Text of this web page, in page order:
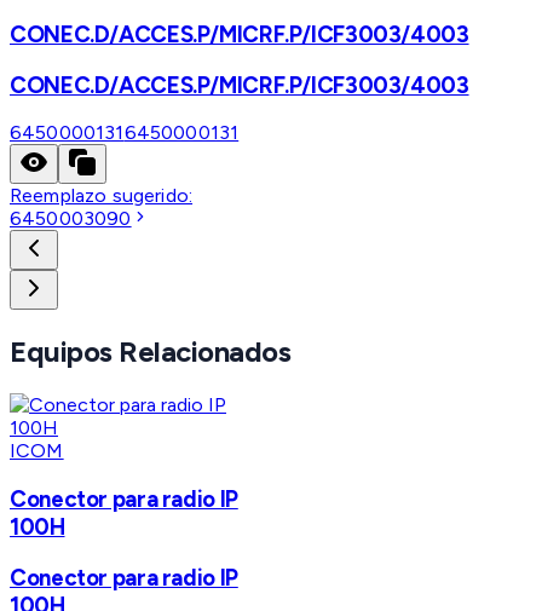
CONEC.D/ACCES.P/MICRF.P/ICF3003/4003
CONEC.D/ACCES.P/MICRF.P/ICF3003/4003
64500001316450000131
Reemplazo sugerido:
6450003090
Equipos Relacionados
ICOM
Conector para radio IP
100H
Conector para radio IP
100H